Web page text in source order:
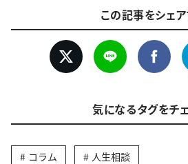
この記事をシェ
気になるタグをチェ
コラム 人生相談